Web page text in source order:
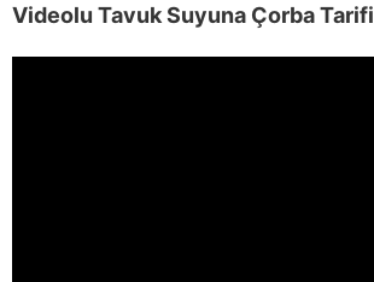
Videolu Tavuk Suyuna Çorba Tarifi